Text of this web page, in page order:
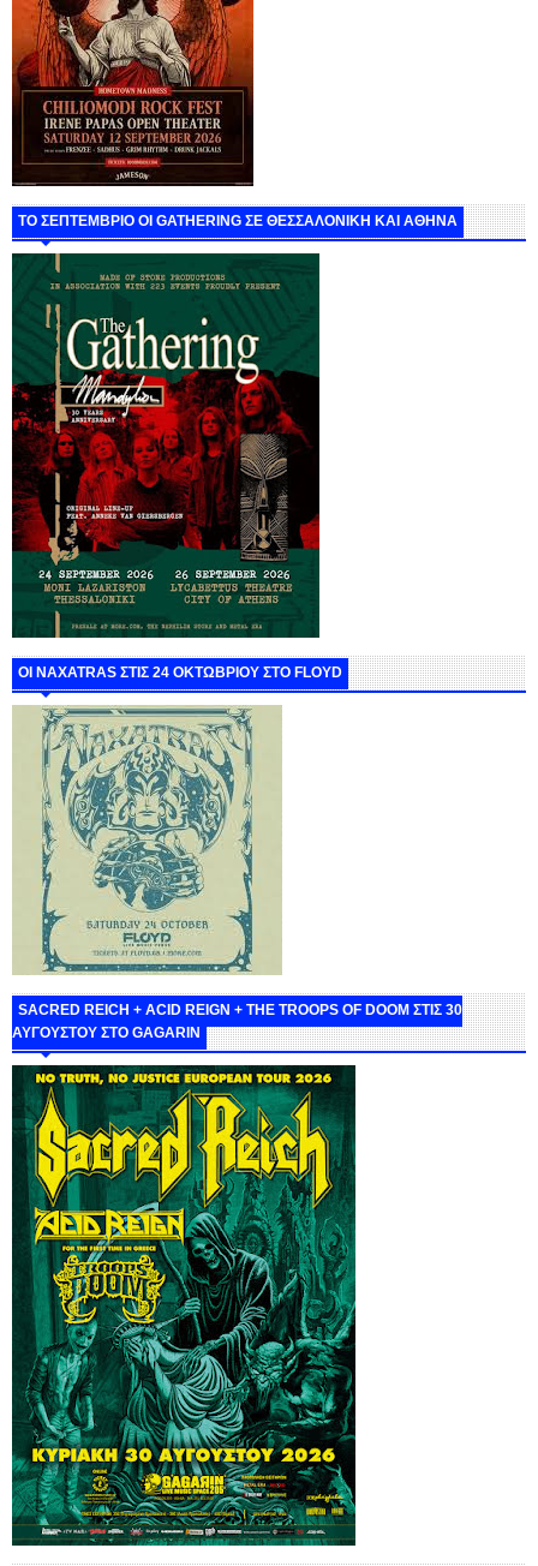
ΤΟ ΣΕΠΤΕΜΒΡΙΟ ΟΙ GATHERING ΣΕ ΘΕΣΣΑΛΟΝΙΚΗ ΚΑΙ ΑΘΗΝΑ
ΟΙ NAXATRAS ΣΤΙΣ 24 ΟΚΤΩΒΡΙΟΥ ΣΤΟ FLOYD
SACRED REICH + ACID REIGN + THE TROOPS OF DOOM ΣΤΙΣ 30
ΑΥΓΟΥΣΤΟΥ ΣΤΟ GAGARIN